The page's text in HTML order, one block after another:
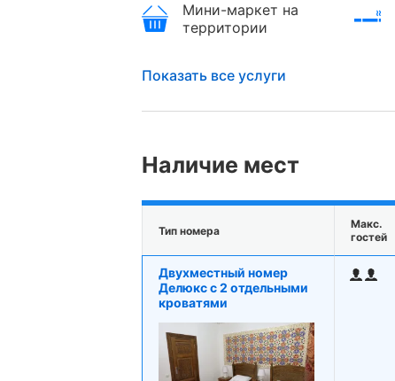
Мини-маркет на
территории
Показать все услуги
Наличие мест
Тип номера
Макс.
гостей
Двухместный номер
Делюкс с 2 отдельными
кроватями